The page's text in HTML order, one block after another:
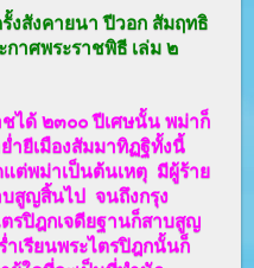
งคายนา ปีวอก สัมฤทธิ
าศพระราชพิธี เล่ม ๒
ได้ ๒๓๐๐ ปีเศษนั้น พม่าก็
ำยีเมืองสัมมาทิฏฐิทั้งนี้
แต่พม่าเป็นต้นเหตุ มีผู้ร้าย
บสูญสิ้นไป จนถึงกรุง
รปิฎกเจดียฐานก็สาบสูญ
เรียนพระไตรปิฎกนั้นก็